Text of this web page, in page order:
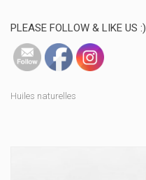
PLEASE FOLLOW & LIKE US :)
Huiles naturelles